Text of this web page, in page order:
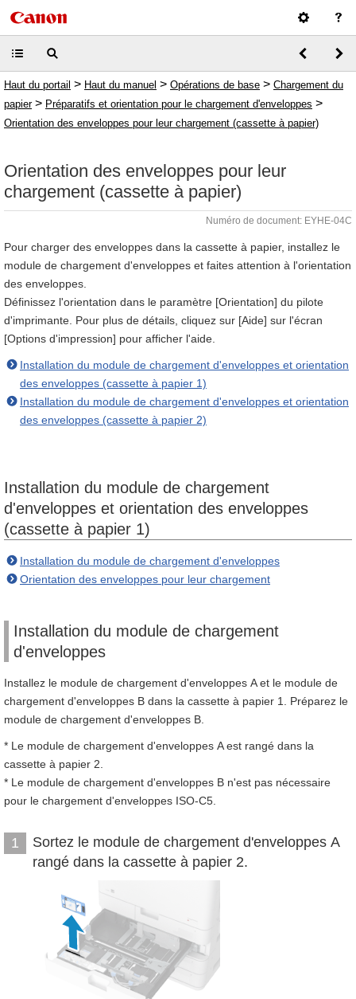
Haut du portail > Haut du manuel > Opérations de base > Chargement du
papier> Préparatifs et orientation pour le chargement d'enveloppes >
Orientation des enveloppes pour leur chargement (cassette à papier)
Orientation des enveloppes pour leur
chargement (cassette à papier)
Numéro de document: EYHE-04C
Pour charger des enveloppes dans la cassette à papier, installez le
module de chargement d'enveloppes et faites attention à l'orientation
des enveloppes.
Définissez l'orientation dans le paramètre [Orientation] du pilote
d'imprimante. Pour plus de détails, cliquez sur [Aide] sur l'écran
[Options d'impression] pour afficher l'aide.
Installation du module de chargement d'enveloppes et orientation
des enveloppes (cassette à papier 1)
Installation du module de chargement d'enveloppes et orientation
des enveloppes (cassette à papier 2)
Installation du module de chargement
d'enveloppes et orientation des enveloppes
(cassette à papier 1)
Installation du module de chargement d'enveloppes
Orientation des enveloppes pour leur chargement
Installation du module de chargement
d'enveloppes
Installez le module de chargement d'enveloppes A et le module de
chargement d'enveloppes B dans la cassette à papier 1. Préparez le
module de chargement d'enveloppes B.
* Le module de chargement d'enveloppes A est rangé dans la
cassette à papier 2.
* Le module de chargement d'enveloppes B n'est pas nécessaire
pour le chargement d'enveloppes ISO-C5.
1
Sortez le module de chargement d'enveloppes A
rangé dans la cassette à papier 2.